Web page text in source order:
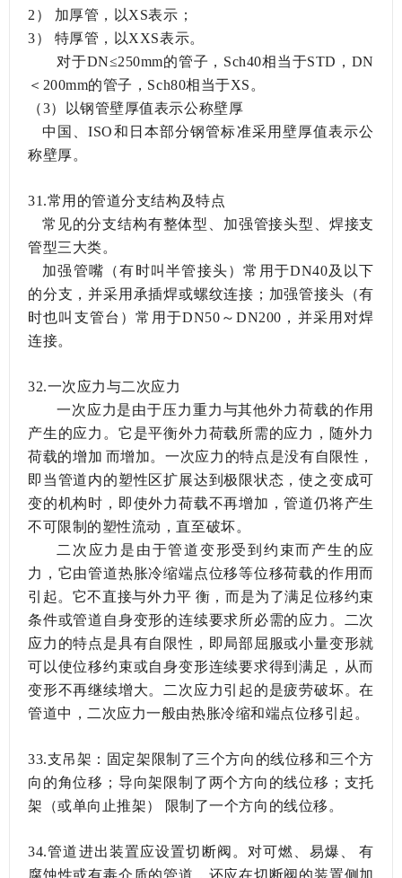
2） 加厚管，以XS表示；
3） 特厚管，以XXS表示。
对于DN≤250mm的管子，Sch40相当于STD，DN
＜200mm的管子，Sch80相当于XS。
（3）以钢管壁厚值表示公称壁厚
中国、ISO和日本部分钢管标准采用壁厚值表示公
称壁厚。
31.常用的管道分支结构及特点
常见的分支结构有整体型、加强管接头型、焊接支
管型三大类。
加强管嘴（有时叫半管接头）常用于DN40及以下
的分支，并采用承插焊或螺纹连接；加强管接头（有
时也叫支管台）常用于DN50～DN200，并采用对焊
连接。
32.一次应力与二次应力
一次应力是由于压力重力与其他外力荷载的作用
产生的应力。它是平衡外力荷载所需的应力，随外力
荷载的增加而增加。一次应力的特点是没有自限性，
即当管道内的塑性区扩展达到极限状态，使之变成可
变的机构时，即使外力荷载不再增加，管道仍将产生
不可限制的塑性流动，直至破坏。
二次应力是由于管道变形受到约束而产生的应
力，它由管道热胀冷缩端点位移等位移荷载的作用而
引起。它不直接与外力平衡，而是为了满足位移约束
条件或管道自身变形的连续要求所必需的应力。二次
应力的特点是具有自限性，即局部屈服或小量变形就
可以使位移约束或自身变形连续要求得到满足，从而
变形不再继续增大。二次应力引起的是疲劳破坏。在
管道中，二次应力一般由热胀冷缩和端点位移引起。
33.支吊架：固定架限制了三个方向的线位移和三个方
向的角位移；导向架限制了两个方向的线位移；支托
架（或单向止推架）限制了一个方向的线位移。
34.管道进出装置应设置切断阀。对可燃、易爆、有
腐蚀性或有毒介质的管道，还应在切断阀的装置侧加